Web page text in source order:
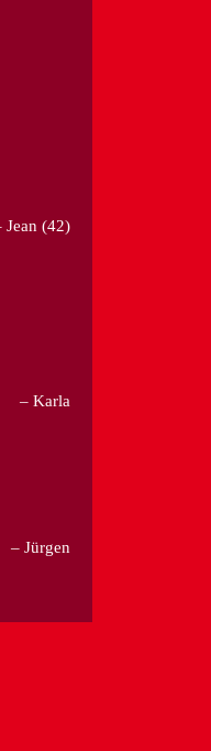
Jean (42)
Karla
Jürgen